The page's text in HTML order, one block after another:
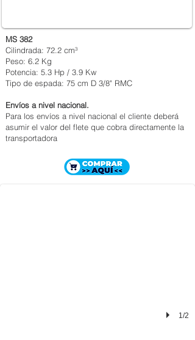
MS 382
Cilindrada: 72.2 cm³
Peso: 6.2 Kg
Potencia: 5.3 Hp / 3.9 Kw
Tipo de espada: 75 cm D 3/8" RMC
Envíos a nivel nacional.
Para los envíos a nivel nacional el cliente deberá
asumir el valor del flete que cobra directamente la
transportadora
MOTOSIERRA STIHL MS 462
$ 3.822.000
1/2